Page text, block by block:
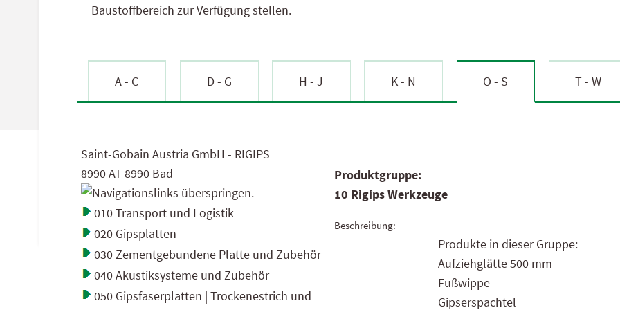
Info & Kassa
Werkzeug & Gartentechnik
Baustoffbereich zur Verfügung stellen.
A - C D - G H - J K - N O - S T - W
Saint-Gobain Austria GmbH - RIGIPS
8990 AT 8990 Bad
010 Transport und Logistik
020 Gipsplatten
030 Zementgebundene Platte und Zubehör
040 Akustiksysteme und Zubehör
050 Gipsfaserplatten | Trockenestrich und
Produktgruppe:
10 Rigips Werkzeuge
Beschreibung:
Produkte in dieser Gruppe:
Aufziehglätte 500 mm
Fußwippe
Gipserspachtel